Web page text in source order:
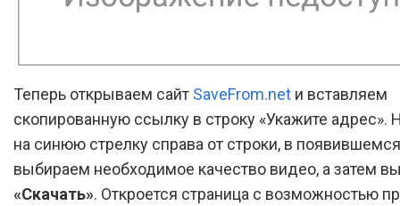
Теперь открываем сайт SaveFrom.net и вставляем
скопированную ссылку в строку «Укажите
на синюю стрелку справа от строки, в
выбираем необходимое качество видео, а затем
«Скачать». Откроется страница с возможностью